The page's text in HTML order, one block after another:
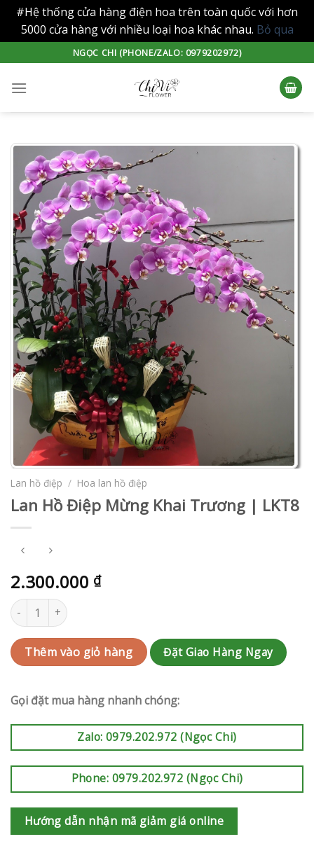
#Hệ thống cửa hàng điện hoa trên toàn quốc với hơn
5000 cửa hàng với nhiều loại hoa khác nhau. Bỏ qua
to
content
NGỌC CHI (PHONE/ZALO: 0979202972)
Lan hồ điệp / Hoa lan hồ điệp
Lan Hồ Điệp Mừng Khai Trương | LKT8
2.300.000 ₫
Lan Hồ Điệp Mừng Khai Trương | LKT8 số lượng
Thêm vào giỏ hàng Đặt Giao Hàng Ngay
Gọi đặt mua hàng nhanh chóng:
Zalo: 0979.202.972 (Ngọc Chi)
Phone: 0979.202.972 (Ngọc Chi)
Hướng dẫn nhận mã giảm giá online